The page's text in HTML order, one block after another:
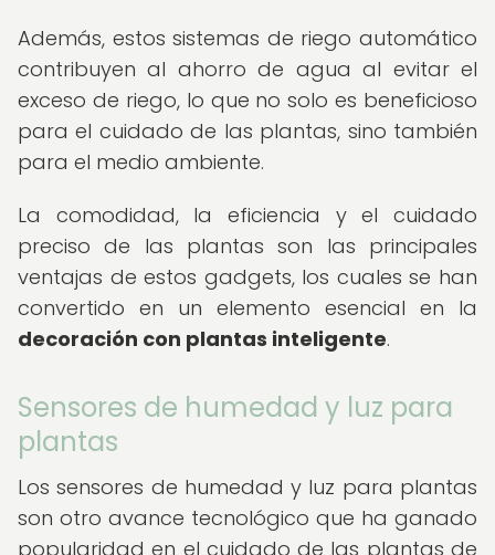
Además, estos sistemas de riego automático
contribuyen al ahorro de agua al evitar el
exceso de riego, lo que no solo es beneficioso
para el cuidado de las plantas, sino también
para el medio ambiente.
La comodidad, la eficiencia y el cuidado
preciso de las plantas son las principales
ventajas de estos gadgets, los cuales se han
convertido en un elemento esencial en la
decoración con plantas inteligente.
Sensores de humedad y luz para
plantas
Los sensores de humedad y luz para plantas
son otro avance tecnológico que ha ganado
popularidad en el cuidado de las plantas de